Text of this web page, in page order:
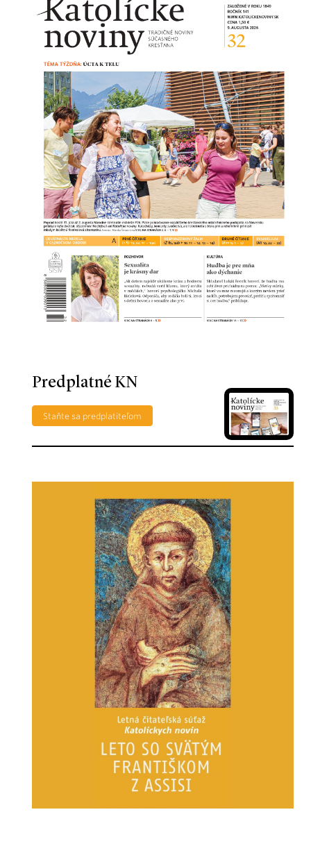
Predplatné KN
Staňte sa predplatiteľom